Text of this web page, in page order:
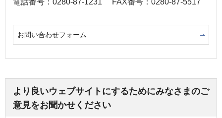
お問い合わせフォーム
より良いウェブサイトにするためにみなさまのご
意見をお聞かせください